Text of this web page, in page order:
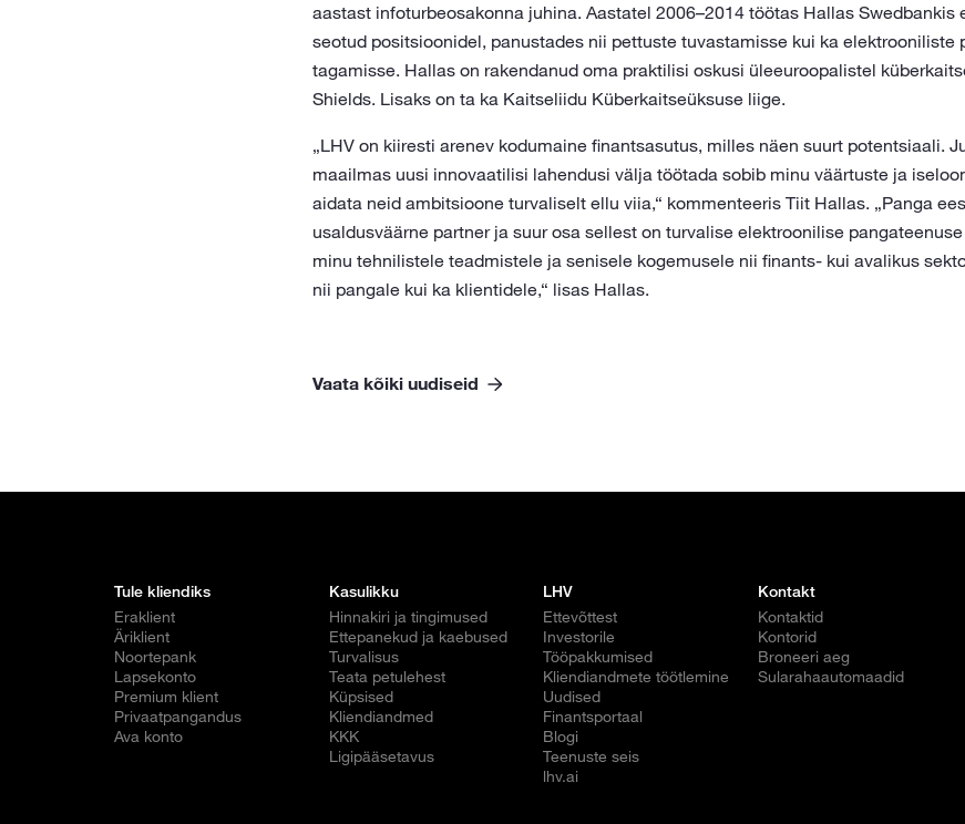
aastast infoturbeosakonna juhina. Aastatel 2006–2014 töötas Hallas Swedbankis
seotud positsioonidel, panustades nii pettuste tuvastamisse kui ka elektrooniliste
tagamisse. Hallas on rakendanud oma praktilisi oskusi üleeuroopalistel
Shields. Lisaks on ta ka Kaitseliidu Küberkaitseüksuse liige.
„LHV on kiiresti arenev kodumaine finantsasutus, milles näen suurt potentsiaali.
maailmas uusi innovaatilisi lahendusi välja töötada sobib minu väärtuste ja
aidata neid ambitsioone turvaliselt ellu viia,“ kommenteeris Tiit Hallas. „Panga
usaldusväärne partner ja suur osa sellest on turvalise elektroonilise
minu tehnilistele teadmistele ja senisele kogemusele nii finants- kui avalikus
nii pangale kui ka klientidele,“ lisas Hallas.
Vaata kõiki uudiseid
Tule kliendiks
Eraklient
Äriklient
Noortepank
Lapsekonto
Premium klient
Privaatpangandus
Ava konto
Kasulikku
Hinnakiri ja tingimused
Ettepanekud ja kaebused
Turvalisus
Teata petulehest
Küpsised
Kliendiandmed
KKK
Ligipääsetavus
LHV
Ettevõttest
Investorile
Tööpakkumised
Kliendiandmete töötlemine
Uudised
Finantsportaal
Blogi
Teenuste seis
lhv.ai
Kontakt
Kontaktid
Kontorid
Broneeri aeg
Sularahaautomaadid